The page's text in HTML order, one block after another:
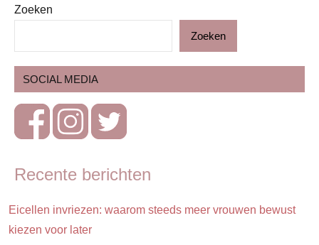
Redactie
Zoeken
Zoeken
SOCIAL MEDIA
Recente berichten
Eicellen invriezen: waarom steeds meer vrouwen bewust
kiezen voor later